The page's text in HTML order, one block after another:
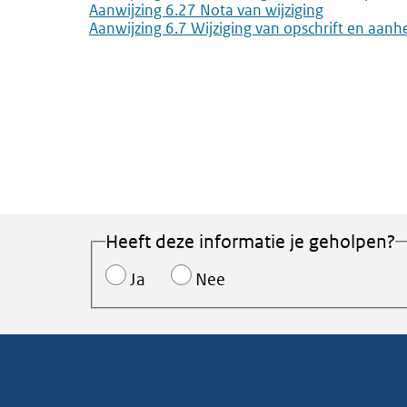
Aanwijzing 6.27 Nota van wijziging
Aanwijzing 6.7 Wijziging van opschrift en
Heeft deze informatie je geholpen?
Ja Nee